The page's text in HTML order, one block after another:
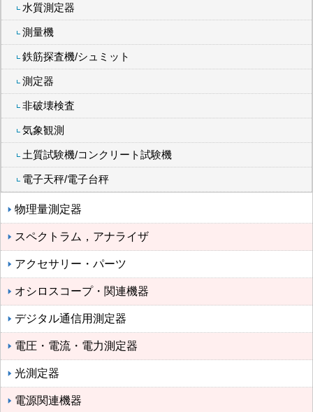
水質測定器
測量機
鉄筋探査機/シュミット
測定器
非破壊検査
気象観測
土質試験機/コンクリート試験機
電子天秤/電子台秤
物理量測定器
スペクトラム，アナライザ
アクセサリー・パーツ
オシロスコープ・関連機器
デジタル通信用測定器
電圧・電流・電力測定器
光測定器
電源関連機器